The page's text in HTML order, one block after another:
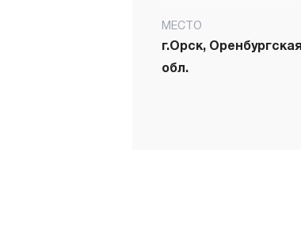
МЕСТО
г.Орск, Оренбургская
обл.